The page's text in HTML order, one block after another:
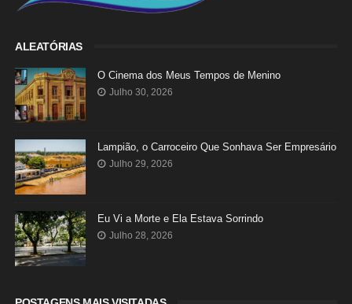
ALEATÓRIAS
O Cinema dos Meus Tempos de Menino
Julho 30, 2026
Lampião, o Carroceiro Que Sonhava Ser Empresário
Julho 29, 2026
Eu Vi a Morte e Ela Estava Sorrindo
Julho 28, 2026